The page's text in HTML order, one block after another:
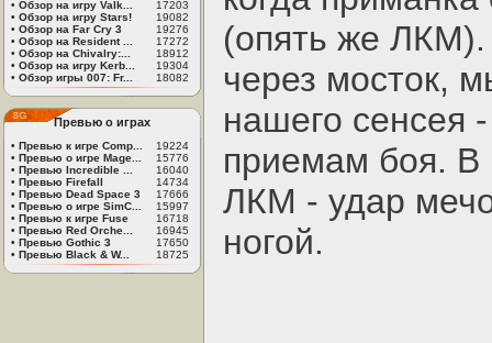
• Обзор на игру Valk...
17203
• Обзор на игру Stars!
19082
• Обзор на Far Cry 3
19276
• Обзор на Resident ...
17272
• Обзор на Chivalry:...
18912
• Обзор на игру Kerb...
19304
• Обзор игры 007: Fr... 18082
Превью о играх
• Превью к игре Comp...
19224
• Превью о игре Mage...
15776
• Превью Incredible ...
16040
• Превью Firefall
14734
• Превью Dead Space 3
17666
• Превью о игре SimC...
15997
• Превью к игре Fuse
16718
• Превью Red Orche...
16945
• Превью Gothic 3
17650
• Превью Black & W... 18725
(опять же
через мосток,
нашего сенсея
приемам боя. В
ЛКМ - удар
ногой.